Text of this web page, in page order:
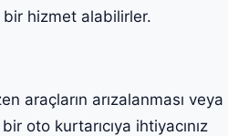
hizmet alabilirler.
araçların arızalanması veya
oto kurtarıcıya ihtiyacınız